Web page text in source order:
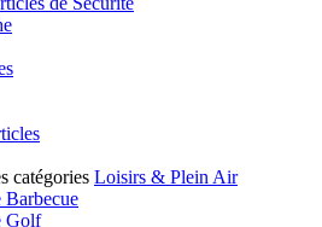
catégories Loisirs & Plein Air
Barbecue
Golf